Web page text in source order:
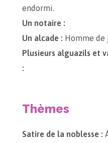
endormi.
Un notaire :
Un alcade : Homme de
Plusieurs alguazils et
:
Thèmes
Satire de la noblesse :